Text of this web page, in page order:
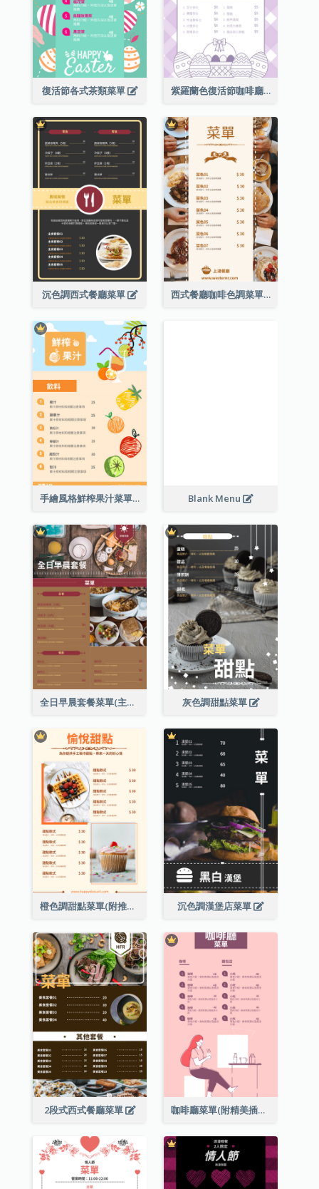
復活節各式茶類菜單 紫羅蘭色復活節咖啡廳菜單
沉色調西式餐廳菜單 西式餐廳咖啡色調菜單
手繪風格鮮榨果汁菜單 Blank Menu
全日早晨套餐菜單(主食及餐飲) 灰色調甜點菜單
橙色調甜點菜單(附推薦款式圖片) 沉色調漢堡店菜單
2段式西式餐廳菜單 咖啡廳菜單(附精美插圖)